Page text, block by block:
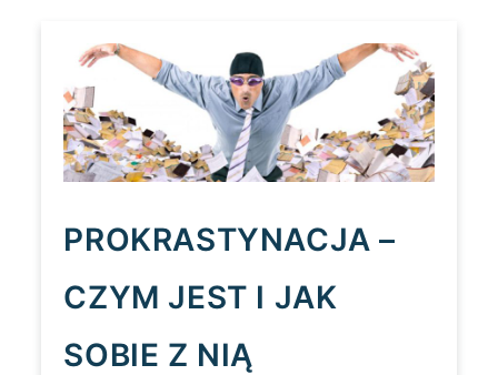
PROKRASTYNACJA –
CZYM JEST I JAK
SOBIE Z NIĄ